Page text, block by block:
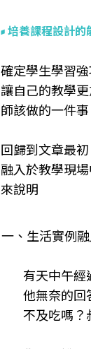
培養課程設計的
確定學生學習
讓自己的教學
師該做的一件事
回歸到文章最
融入於教學現
來說明
一、生活實例
有天中午經
他無奈的回
不及吃嗎？